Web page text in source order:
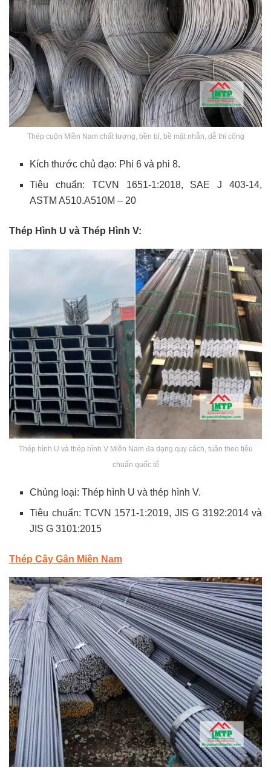
Thép cuộn Miền Nam chất lượng, bền bỉ, bề mặt nhẵn, dễ thi công
Kích thước chủ đạo: Phi 6 và phi 8.
Tiêu chuẩn: TCVN 1651-1:2018, SAE J 403-14,
ASTM A510.A510M – 20
Thép Hình U và Thép Hình V:
Thép hình U và thép hình V Miền Nam đa dạng quy cách, tuân theo tiêu
chuẩn quốc tế
Chủng loại: Thép hình U và thép hình V.
Tiêu chuẩn: TCVN 1571-1:2019, JIS G 3192:2014 và
JIS G 3101:2015
Thép Cây Gân Miền Nam